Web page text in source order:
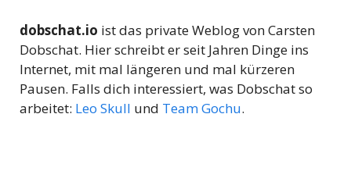
dobschat.io ist das private Weblog von Carsten
Dobschat. Hier schreibt er seit Jahren Dinge ins
Internet, mit mal längeren und mal kürzeren
Pausen. Falls dich interessiert, was Dobschat so
arbeitet: Leo Skull und Team Gochu.